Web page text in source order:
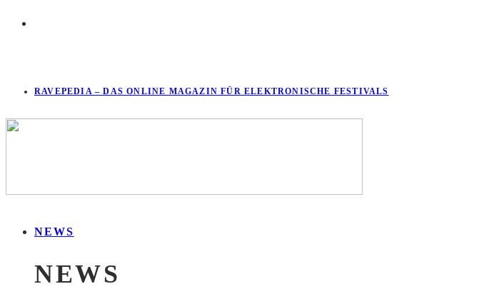
RAVEPEDIA – DAS ONLINE MAGAZIN FÜR ELEKTRONISCHE FESTIVALS
NEWS
NEWS